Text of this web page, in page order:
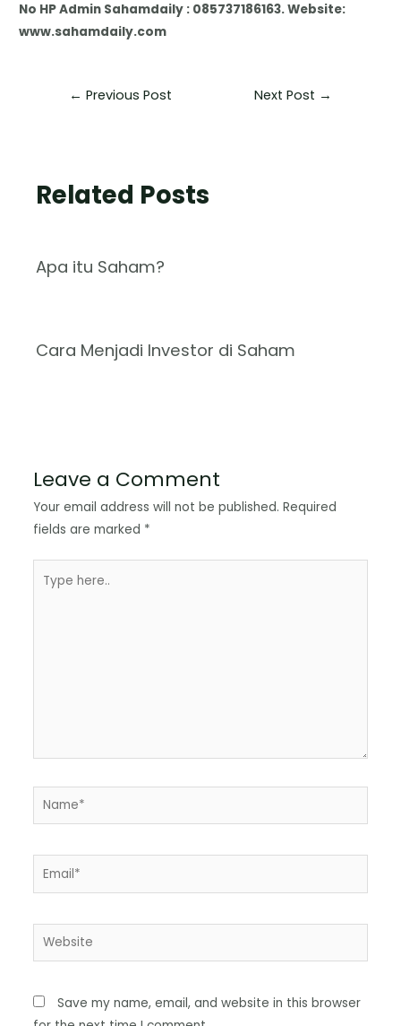
No HP Admin Sahamdaily : 085737186163. Website:
www.sahamdaily.com
← Previous Post Next Post →
Related Posts
Apa itu Saham?
Cara Menjadi Investor di Saham
Leave a Comment
Your email address will not be published. Required
fields are marked *
Save my name, email, and website in this browser